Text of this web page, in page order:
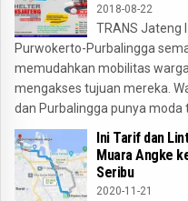
2018-08-22
TRANS Jateng
Purwokerto-Purbalingga
memudahkan mobilitas
mengakses tujuan mereka.
dan Purbalingga punya moda
Ini Tarif dan
Muara Angke
Seribu
2020-11-21